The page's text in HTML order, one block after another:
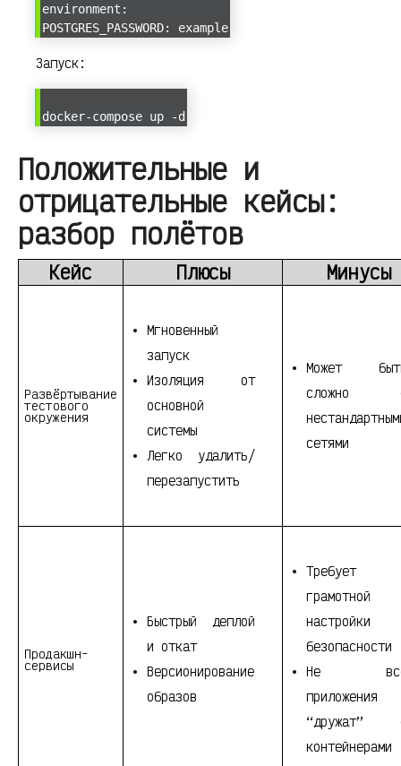
environment:
POSTGRES_PASSWORD: example
Запуск:
docker-compose up -d
Положительные и
отрицательные кейсы:
разбор полётов
Кейс Плюсы Минусы
Развёртывание
тестового
окружения
Мгновенный
запуск
Изоляция от
основной
системы
Легко удалить/
перезапустить
Может
сложно
сетями
Продакшн-
сервисы
Быстрый деплой
и откат
Версионирование
образов
Требует
грамотной
настройки
безопасности
Не
приложения
“дружат”
контейнерами